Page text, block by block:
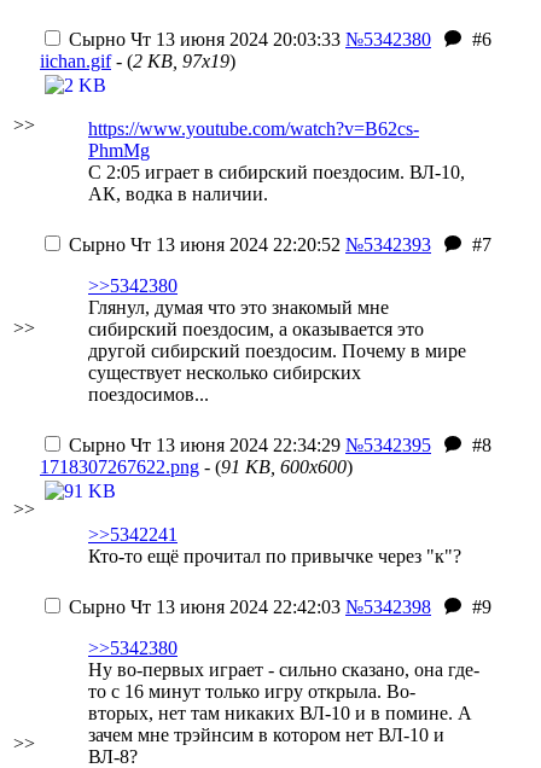
>>
Сырно Чт 13 июня 2024 20:03:33 №5342380
#6
iichan.gif- (2 KB, 97x19)
https://www.youtube.com/watch?v=B62cs-
PhmMg
С 2:05 играет в сибирский поездосим. ВЛ-10,
АК, водка в наличии.
>>
Сырно Чт 13 июня 2024 22:20:52 №5342393
#7
>>5342380
Глянул, думая что это знакомый мне
сибирский поездосим, а оказывается это
другой сибирский поездосим. Почему в мире
существует несколько сибирских
поездосимов...
>>
Сырно Чт 13 июня 2024 22:34:29 №5342395
#8
1718307267622.png - (91 KB, 600x600)
>>5342241
Кто-то ещё прочитал по привычке через "к"?
>>
Сырно Чт 13 июня 2024 22:42:03 №5342398
#9
>>5342380
Ну во-первых играет - сильно сказано, она где-
то с 16 минут только игру открыла. Во-
вторых, нет там никаких ВЛ-10 и в помине. А
зачем мне трэйнсим в котором нет ВЛ-10 и
ВЛ-8?